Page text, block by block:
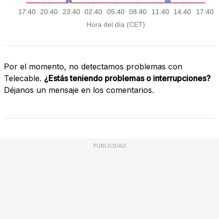
Por el momento, no detectamos problemas con
Telecable. ¿Estás teniendo problemas o interrupciones?
Déjanos un mensaje en los comentarios.
PUBLICIDAD